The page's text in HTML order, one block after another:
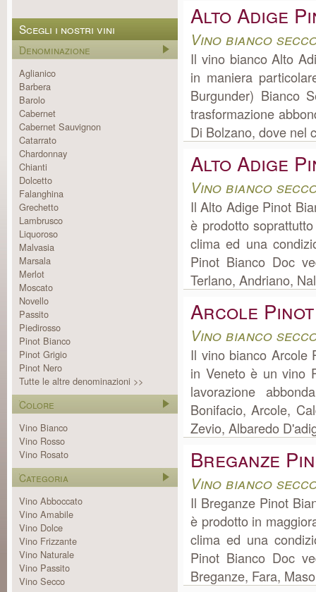
Scegli i nostri vini
Denominazione
Aglianico
Barbera
Barolo
Cabernet
Cabernet Sauvignon
Catarrato
Chardonnay
Chianti
Dolcetto
Falanghina
Grechetto
Lambrusco
Liquoroso
Malvasia
Marsala
Merlot
Moscato
Novello
Passito
Piedirosso
Pinot Bianco
Pinot Grigio
Pinot Nero
Tutte le altre denominazioni >>
Colore
Vino Bianco
Vino Rosso
Vino Rosato
Categoria
Vino Abboccato
Vino Amabile
Vino Dolce
Vino Frizzante
Vino Naturale
Vino Passito
Vino Secco
Alto Adige
Vino bianco
Il vino bianco Alto
in maniera
Burgunder) Bianco
trasformazione
Di Bolzano, dove nel
Alto Adige
Vino bianco
Il Alto Adige Pinot
è prodotto
clima ed una
Pinot Bianco Doc
Terlano, Andriano,
Arcole
Vino bianco
Il vino bianco Arcole
in Veneto è un vino
lavorazione
Bonifacio, Arcole,
Zevio, Albaredo
Breganze
Vino bianco
Il Breganze Pinot
è prodotto in
clima ed una
Pinot Bianco Doc
Breganze, Fara,